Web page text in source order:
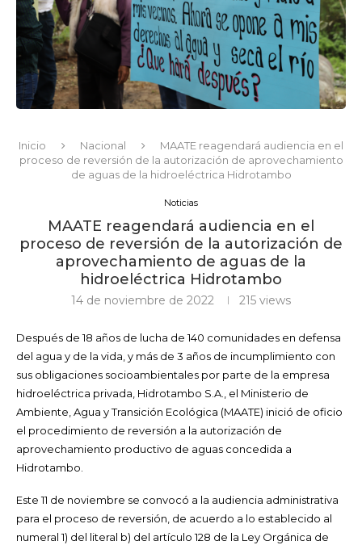
Inicio Nacional
MAATE reagendará audiencia en el
proceso de reversión de la autorización de aprovechamiento
de aguas de la hidroeléctrica Hidrotambo
Noticias
MAATE reagendará audiencia en el
proceso de reversión de la autorización de
aprovechamiento de aguas de la
hidroeléctrica Hidrotambo
14 de noviembre de 2022 215 views
Después de 18 años de lucha de 140 comunidades en defensa
del agua y de la vida, y más de 3 años de incumplimiento con
sus obligaciones socioambientales por parte de la empresa
hidroeléctrica privada, Hidrotambo S.A., el Ministerio de
Ambiente, Agua y Transición Ecológica (MAATE) inició de oficio
el procedimiento de reversión a la autorización de
aprovechamiento productivo de aguas concedida a
Hidrotambo.
Este 11 de noviembre se convocó a la audiencia administrativa
para el proceso de reversión, de acuerdo a lo establecido al
numeral 1) del literal b) del artículo 128 de la Ley Orgánica de